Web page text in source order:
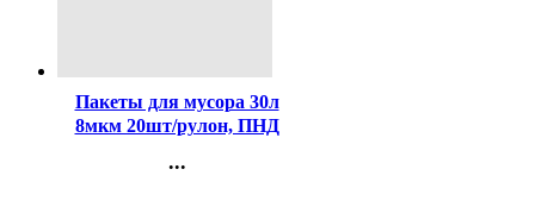
Пакеты для мусора 30л
8мкм 20шт/рулон, ПНД
...